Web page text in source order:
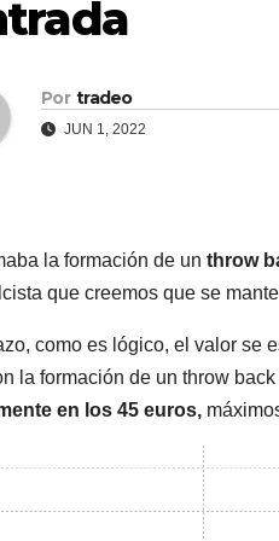
Por tradeo
JUN 1, 2022
la formación de un throw
que creemos que se
como es lógico, el valor se
la formación de un throw
en los 45 euros,